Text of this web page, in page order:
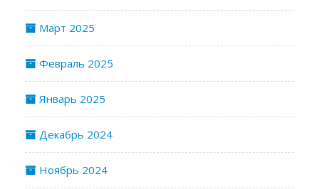
Март 2025
Февраль 2025
Январь 2025
Декабрь 2024
Ноябрь 2024